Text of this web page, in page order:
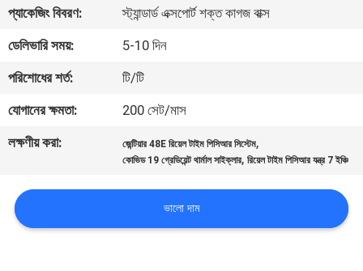
মান
নিয়ন্ত্রণ
করুন
জন্য
আবেদন
প্যাকেজিং বিবরণ:
স্ট্যান্ডার্ড এক্সপোর্ট শক্ত কাগজ বাক্স
ডেলিভারি সময়:
5-10 দিন
পরিশোধের শর্ত:
টি/টি
যোগানের ক্ষমতা:
200 সেট/মাস
লক্ষণীয় করা:
জেন্টিয়ার 48E রিয়েল টাইম পিসিআর সিস্টেম,
কোভিড 19 গ্রেডিয়েন্ট থার্মাল সাইক্লার,রিয়েল টাইম পিসিআর যন্ত্র 7 ইঞ্চি
ভালো দাম